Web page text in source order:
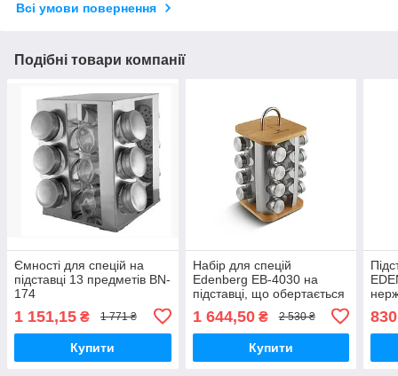
Всі умови повернення
Подібні товари компанії
Ємності для спецій на
підставці 13 предметів BN-
174
1 151,15 ₴ 1 771 ₴
Купити
Набір для спецій
Edenberg EB-4030 на
підставці, що обертається
17 предметів (Квадратна)
1 644,50₴ 2 530 ₴
Купити
830